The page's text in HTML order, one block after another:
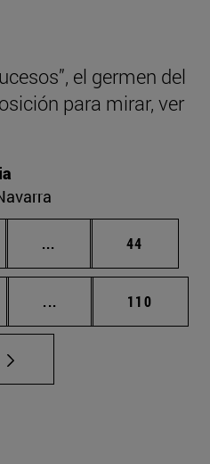
el germen del
para mirar, ver
... Páginas intermedias
Página
44
... Páginas intermedias
Página
110